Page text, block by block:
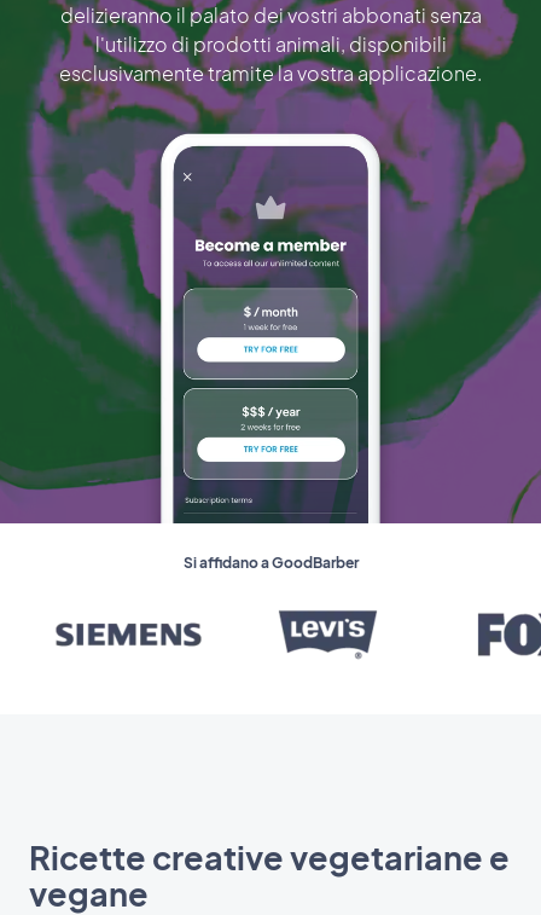
delizieranno il palato dei vostri abbonati senza
l'utilizzo di prodotti animali, disponibili
esclusivamente tramite la vostra applicazione.
Si affidano a GoodBarber
Ricette creative vegetariane e
vegane